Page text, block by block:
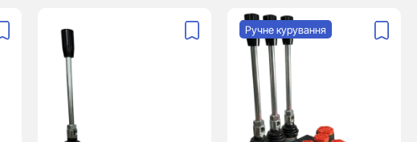
Ручне курування